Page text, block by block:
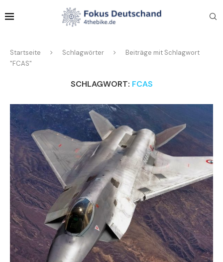
Startseite Schlagwörter
Beiträge mit Schlagwort
"FCAS"
SCHLAGWORT: FCAS